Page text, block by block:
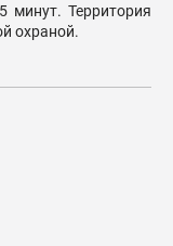
минут. Территория
охраной.